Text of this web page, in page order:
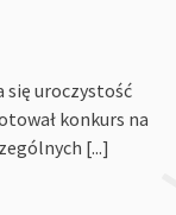
się uroczystość
konkurs na
[...]